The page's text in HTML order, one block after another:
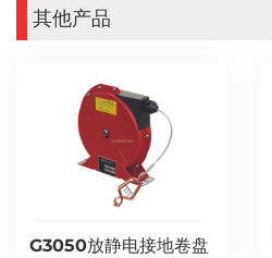
其他产品
G3050放静电接地卷盘